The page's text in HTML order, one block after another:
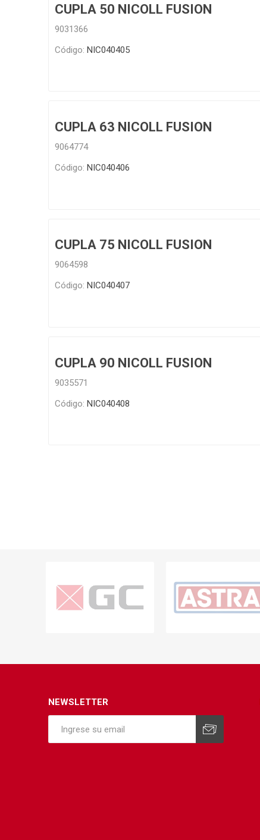
CUPLA 50 NICOLL FUSION
9031366
Código: NIC040405
CUPLA 63 NICOLL FUSION
9064774
Código: NIC040406
CUPLA 75 NICOLL FUSION
9064598
Código: NIC040407
CUPLA 90 NICOLL FUSION
9035571
Código: NIC040408
NEWSLETTER